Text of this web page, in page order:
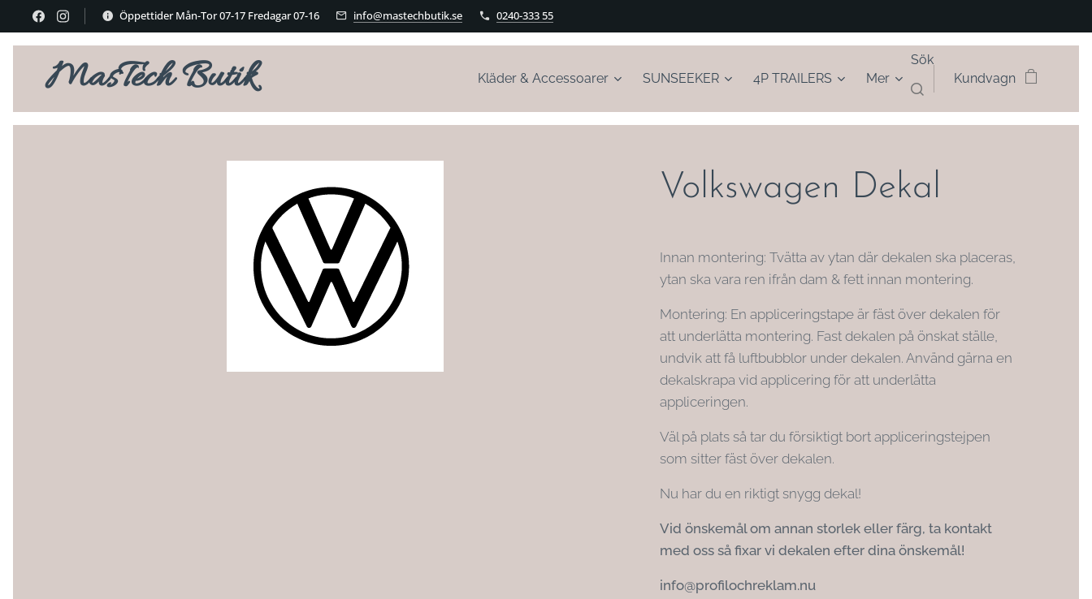
Öppettider Mån-Tor 07-17 Fredagar 07-16 info@mastechbutik.se 0240-333 55
MasTech Butik Kläder & Accessoarer SUNSEEKER 4P TRAILERS Mer
Sök
Kundvagn
Volkswagen Dekal
Innan montering: Tvätta av ytan där dekalen ska placeras,
ytan ska vara ren ifrån dam & fett innan montering.
Montering: En appliceringstape är fäst över dekalen för
att underlätta montering. Fast dekalen på önskat ställe,
undvik att få luftbubblor under dekalen. Använd gärna en
dekalskrapa vid applicering för att underlätta
appliceringen.
Väl på plats så tar du försiktigt bort appliceringstejpen
som sitter fäst över dekalen.
Nu har du en riktigt snygg dekal!
Vid önskemål om annan storlek eller färg, ta kontakt
med oss så fixar vi dekalen efter dina önskemål!
info@profilochreklam.nu